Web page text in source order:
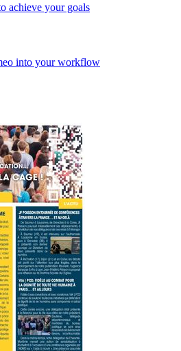
achieve your goals
into your workflow